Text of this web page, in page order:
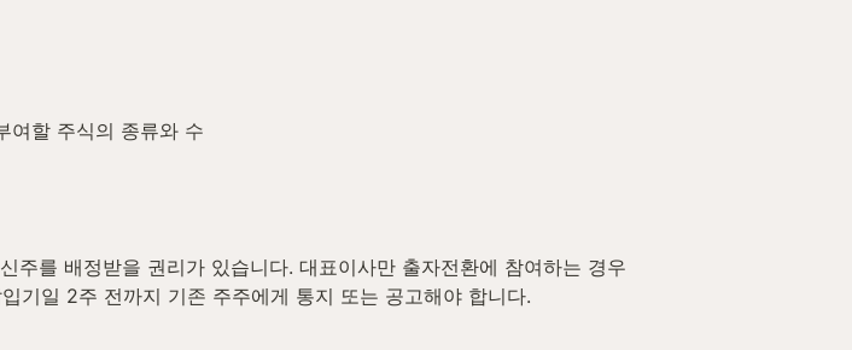
여할 주식의 종류와 수
주를 배정받을 권리가 있습니다. 대표이사만 출자전환에 참여하는 경우
기일 2주 전까지 기존 주주에게 통지 또는 공고해야 합니다.